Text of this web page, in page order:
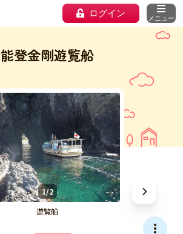
ログイン メニュー
能登金剛遊覧船
1/2
遊覧船